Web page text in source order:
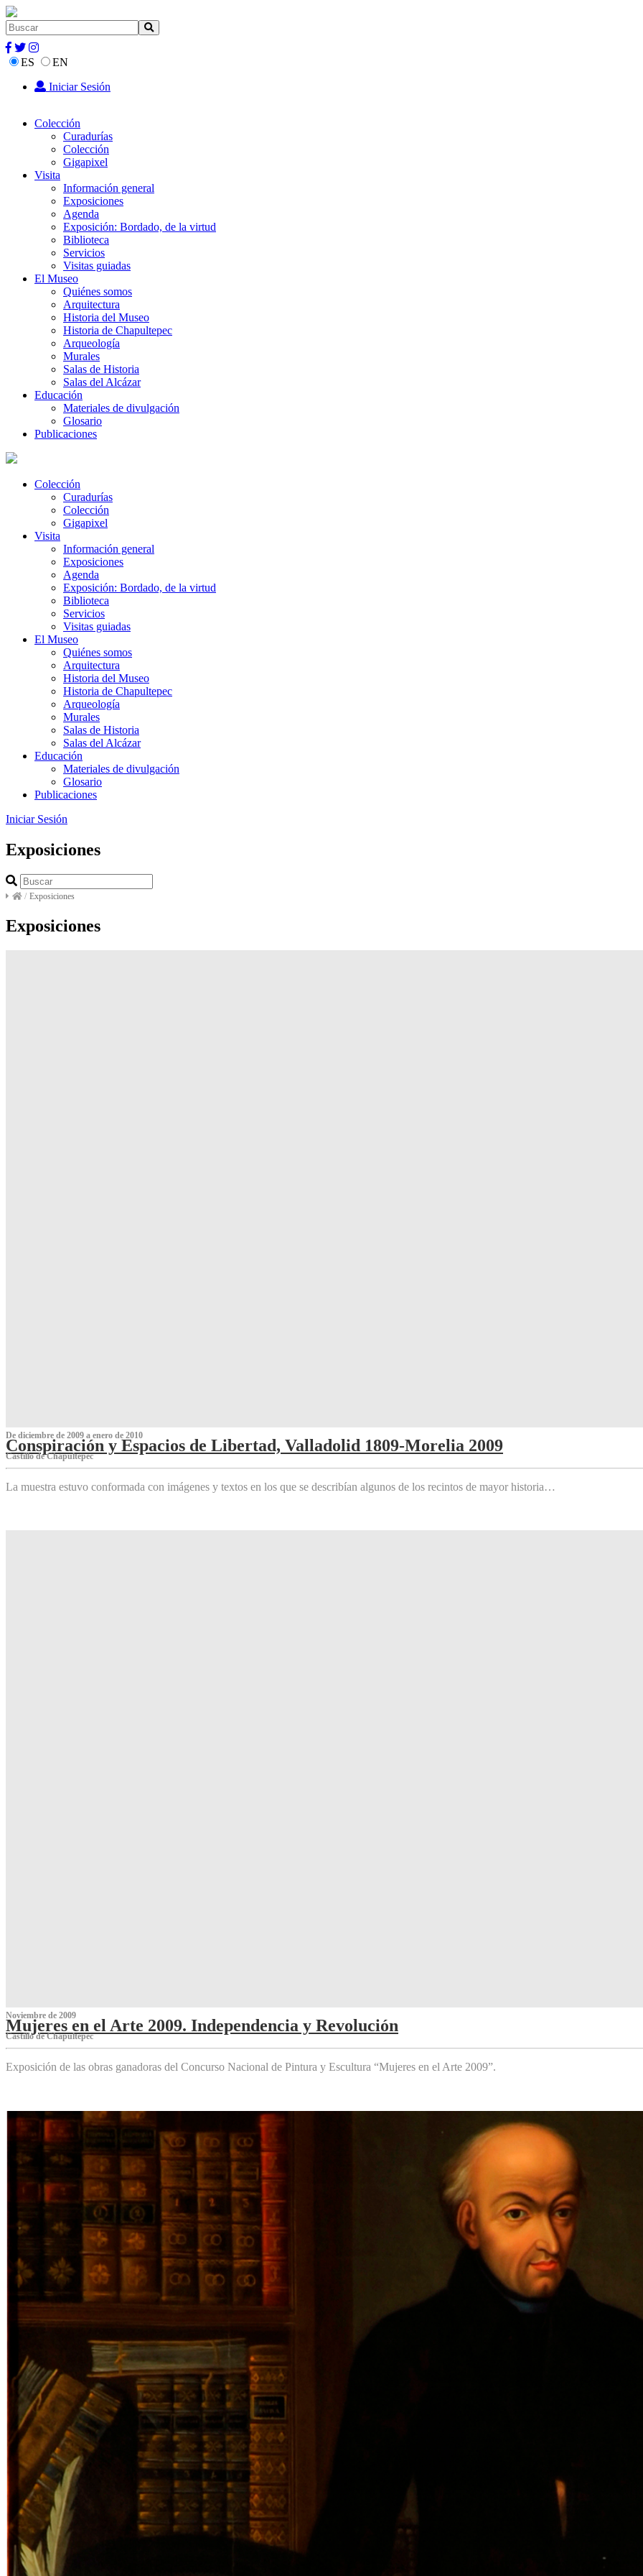
ES
EN
Iniciar Sesión
Colección
Curadurías
Colección
Gigapixel
Visita
Información general
Exposiciones
Agenda
Exposición: Bordado, de la virtud
Biblioteca
Servicios
Visitas guiadas
El Museo
Quiénes somos
Arquitectura
Historia del Museo
Historia de Chapultepec
Arqueología
Murales
Salas de Historia
Salas del Alcázar
Educación
Materiales de divulgación
Glosario
Publicaciones
Colección
Curadurías
Colección
Gigapixel
Visita
Información general
Exposiciones
Agenda
Exposición: Bordado, de la virtud
Biblioteca
Servicios
Visitas guiadas
El Museo
Quiénes somos
Arquitectura
Historia del Museo
Historia de Chapultepec
Arqueología
Murales
Salas de Historia
Salas del Alcázar
Educación
Materiales de divulgación
Glosario
Publicaciones
Iniciar Sesión
Exposiciones
/ Exposiciones
Exposiciones
De diciembre de 2009 a enero de 2010
Conspiración y Espacios de Libertad, Valladolid 1809-Morelia 2009
Castillo de Chapultepec
La muestra estuvo conformada con imágenes y textos en los que se describían algunos de los recintos de mayor historia…
Noviembre de 2009
Mujeres en el Arte 2009. Independencia y Revolución
Castillo de Chapultepec
Exposición de las obras ganadoras del Concurso Nacional de Pintura y Escultura “Mujeres en el Arte 2009”.